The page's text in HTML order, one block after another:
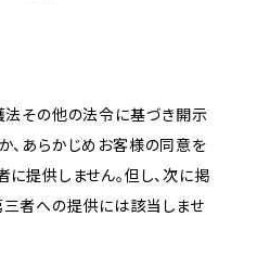
法その他の法令に基づき開示
、あらかじめお客様の同意を
提供しません。但し、次に掲
者への提供には該当しませ